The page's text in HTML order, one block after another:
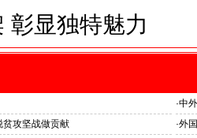
彰显独特魅力
国驻华大使
·中
河
贫攻坚战做贡献 ·外